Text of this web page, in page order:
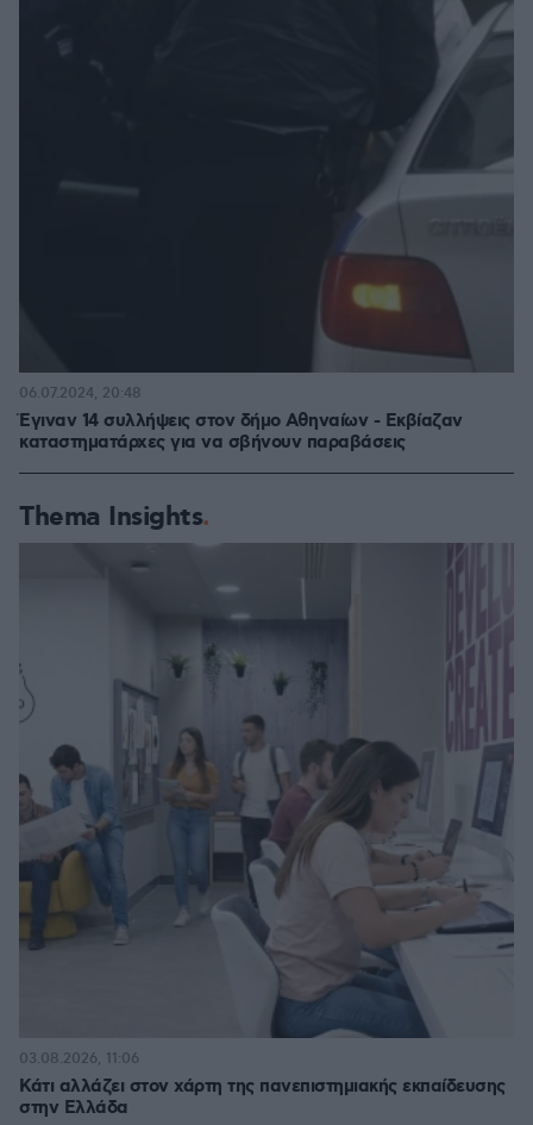
Έγιναν 14 συλλήψεις στον δήμο Αθηναίων - Εκβίαζαν
καταστηματάρχες για να σβήνουν παραβάσεις
06.07.2024, 20:48
Thema Insights
Κάτι αλλάζει στον χάρτη της πανεπιστημιακής εκπαίδευσης
στην Ελλάδα
03.08.2026, 11:06